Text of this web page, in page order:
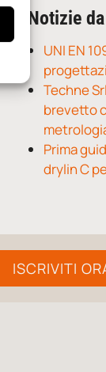
Notizie
UNI EN
Techne
brevetto
Prima
drylin C
ISCRIVITI